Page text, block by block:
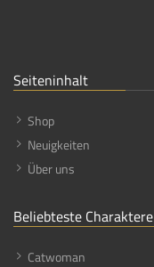
Seiteninhalt
Shop
Neuigkeiten
Über uns
Beliebteste Charaktere
Catwoman